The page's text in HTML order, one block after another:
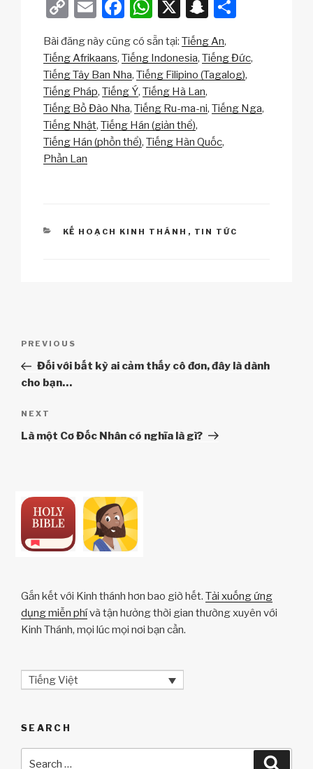
C
p
y
Li
n
k
E
ail
F
c
e
b
o
o
W
h
at
s
A
p
p
X
S
a
p
h
at
ar
e
Bài đăng này cũng có sẵn tại: Tiếng An
Tiếng Afrikaans Tiếng Indonesia Tiếng Đức
Tiếng Tây Ban Nha Tiếng Filipino (Tagalog)
Tiếng Pháp Tiếng Ý Tiếng Hà Lan
Tiếng Bồ Đào Nha Tiếng Ru-ma-ni Tiếng Nga
Tiếng Nhật Tiếng Hán (giản thể)
Tiếng Hán (phồn thể) Tiếng Hàn Quốc
Phần Lan
CATEGORIES
KẾ HOẠCH KINH THÁNH , TIN TỨC
hướng
bài
Previous
Post
PREVIOUS
Đối với bất kỳ ai cảm thấy cô đơn, đây là dành
cho bạn…
Next
Post
NEXT
Là một Cơ Đốc Nhân có nghĩa là gì?
Gắn kết với Kinh thánh hơn bao giờ hết. Tải xuống ứng
dụng miễn phívà tận hưởng thời gian thường xuyên với
Kinh Thánh, mọi lúc mọi nơi bạn cần.
Tiếng Việt
SEARCH